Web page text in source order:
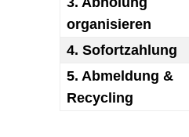
organisieren
4. Sofortzahlung
5. Abmeldung &
Recycling